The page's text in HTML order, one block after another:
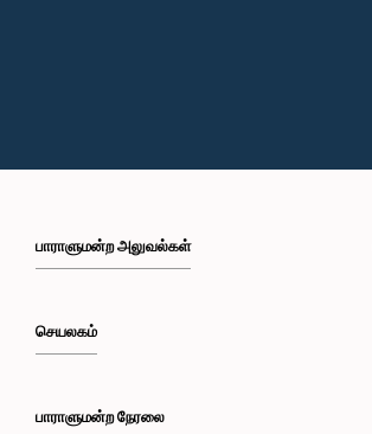
பாராளுமன்ற அலுவல்கள்
செயலகம்
பாராளுமன்ற நேரலை